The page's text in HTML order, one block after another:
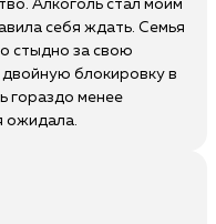
Алкоголь стал моим
себя ждать. Семья
стыдно за свою
блокировку в
гораздо менее
ожидала.